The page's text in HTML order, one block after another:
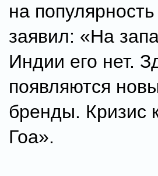
на
заявил: «На
Индии его нет.
появляются
бренды. Кризис
Гоа».